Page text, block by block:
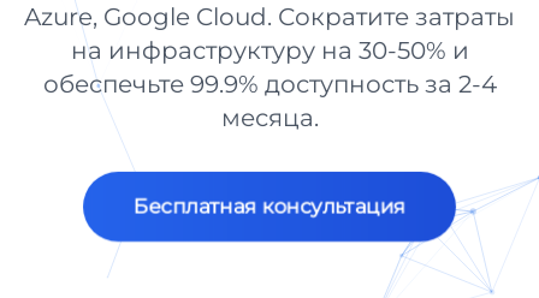
Azure, Google Cloud. Сократите затраты
на инфраструктуру на 30-50% и
обеспечьте 99.9% доступность за 2-4
месяца.
Бесплатная консультация